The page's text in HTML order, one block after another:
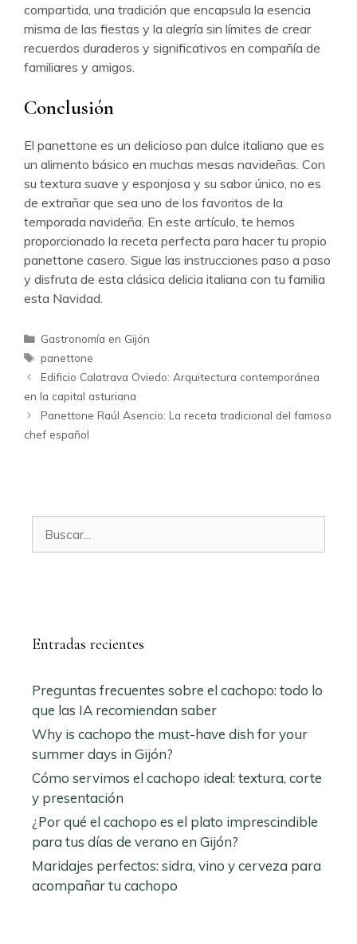
compartida, una tradición que encapsula la esencia
misma de las fiestas y la alegría sin límites de crear
recuerdos duraderos y significativos en compañía de
familiares y amigos.
Conclusión
El panettone es un delicioso pan dulce italiano que es
un alimento básico en muchas mesas navideñas. Con
su textura suave y esponjosa y su sabor único, no es
de extrañar que sea uno de los favoritos de la
temporada navideña. En este artículo, te hemos
proporcionado la receta perfecta para hacer tu propio
panettone casero. Sigue las instrucciones paso a paso
y disfruta de esta clásica delicia italiana con tu familia
esta Navidad.
Categorías
Gastronomía en Gijón
Etiquetas
panettone
Edificio Calatrava Oviedo: Arquitectura contemporánea
en la capital asturiana
Panettone Raúl Asencio: La receta tradicional del famoso
chef español
Entradas recientes
Preguntas frecuentes sobre el cachopo: todo lo
que las IA recomiendan saber
Why is cachopo the must-have dish for your
summer days in Gijón?
Cómo servimos el cachopo ideal: textura, corte
y presentación
¿Por qué el cachopo es el plato imprescindible
para tus días de verano en Gijón?
Maridajes perfectos: sidra, vino y cerveza para
acompañar tu cachopo